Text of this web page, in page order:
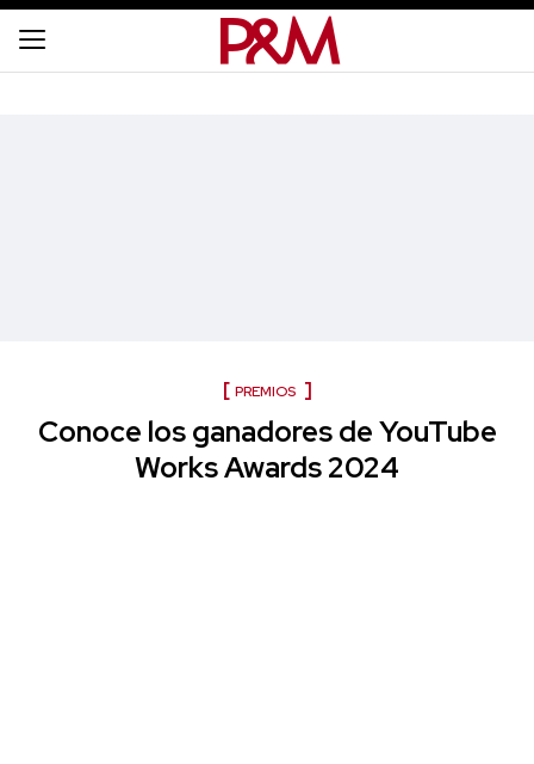
PREMIOS
Conoce los ganadores de YouTube
Works Awards 2024